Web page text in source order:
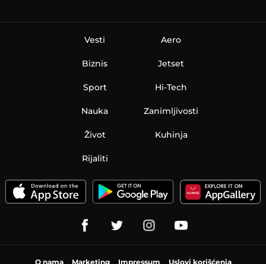
Vesti
Biznis
Sport
Nauka
Aero
Jetset
Hi-Tech
Zanimljivosti
Život Kuhinja
Rijaliti
O nama Marketing Impressum Uslovi korišćenja